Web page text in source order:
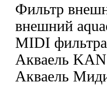
Фильтр
внешний
MIDI
Акваель
Акваель